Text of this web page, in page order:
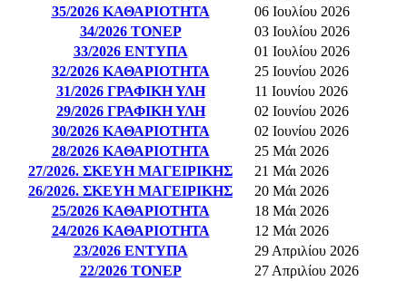
35/2026 ΚΑΘΑΡΙΟΤΗΤΑ
06 Ιουλίου 2026
34/2026 ΤΟΝΕΡ
03 Ιουλίου 2026
33/2026 ΕΝΤΥΠΑ
01 Ιουλίου 2026
32/2026 ΚΑΘΑΡΙΟΤΗΤΑ
25 Ιουνίου 2026
31/2026 ΓΡΑΦΙΚΗ ΥΛΗ
11 Ιουνίου 2026
29/2026 ΓΡΑΦΙΚΗ ΥΛΗ
02 Ιουνίου 2026
30/2026 ΚΑΘΑΡΙΟΤΗΤΑ
02 Ιουνίου 2026
28/2026 ΚΑΘΑΡΙΟΤΗΤΑ
25 Μάι 2026
27/2026. ΣΚΕΥΗ ΜΑΓΕΙΡΙΚΗΣ
21 Μάι 2026
26/2026. ΣΚΕΥΗ ΜΑΓΕΙΡΙΚΗΣ
20 Μάι 2026
25/2026 ΚΑΘΑΡΙΟΤΗΤΑ
18 Μάι 2026
24/2026 ΚΑΘΑΡΙΟΤΗΤΑ
12 Μάι 2026
23/2026 ΕΝΤΥΠΑ
29 Απριλίου 2026
22/2026 ΤΟΝΕΡ
27 Απριλίου 2026